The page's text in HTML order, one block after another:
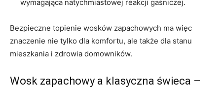
wymagająca natychmiastowej reakcji gaśniczej.
Bezpieczne topienie wosków zapachowych ma więc
znaczenie nie tylko dla komfortu, ale także dla stanu
mieszkania i zdrowia domowników.
Wosk zapachowy a klasyczna świeca –